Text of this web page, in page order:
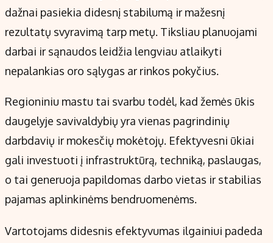
dažnai pasiekia didesnį stabilumą ir mažesnį
rezultatų svyravimą tarp metų. Tiksliau planuojami
darbai ir sąnaudos leidžia lengviau atlaikyti
nepalankias oro sąlygas ar rinkos pokyčius.
Regioniniu mastu tai svarbu todėl, kad žemės ūkis
daugelyje savivaldybių yra vienas pagrindinių
darbdavių ir mokesčių mokėtojų. Efektyvesni ūkiai
gali investuoti į infrastruktūrą, techniką, paslaugas,
o tai generuoja papildomas darbo vietas ir stabilias
pajamas aplinkinėms bendruomenėms.
Vartotojams didesnis efektyvumas ilgainiui padeda